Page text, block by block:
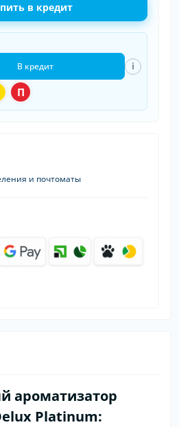
в кредит
П
В кредит i
и почтоматы
ароматизатор
Platinum: